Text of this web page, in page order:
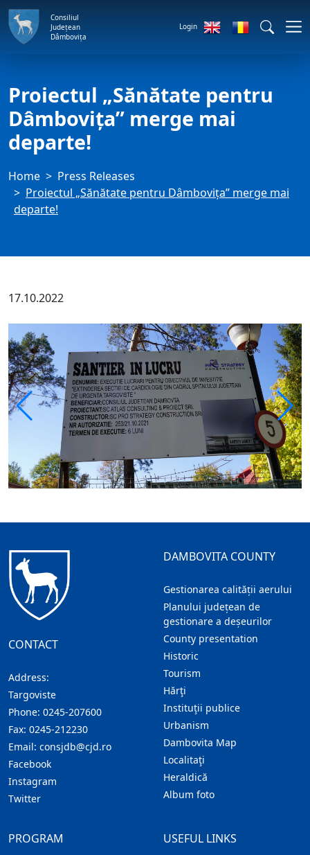
Consiliul
Județean
Dâmbovița
Login
Proiectul „Sănătate pentru
Dâmbovița” merge mai
departe!
Home
Press Releases
Proiectul „Sănătate pentru Dâmbovița” merge mai
departe!
17.10.2022
CONTACT
Address:
Targoviste
Phone: 0245-207600
Fax: 0245-212230
Email: consjdb@cjd.ro
Facebook
Instagram
Twitter
DAMBOVITA COUNTY
Gestionarea calității aerului
Planului județean de
gestionare a deșeurilor
County presentation
Historic
Tourism
Hărţi
Instituţii publice
Urbanism
Dambovita Map
Localitaţi
Heraldică
Album foto
USEFUL LINKS
PROGRAM